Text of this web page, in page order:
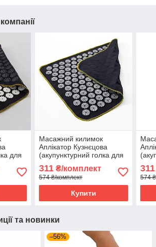
для
50
Масажний килимок
Аплікатор Кузнєцова
(акупунктурний голка для
спини) OSPORT Lite 50
(apl-004) Чорно-сірий
311₴/комплект
574 ₴/комплект
Купити
311
574
та новинки
–56%